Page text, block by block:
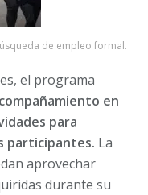
de empleo formal.
el programa
en
para
participantes. La
aprovechar
durante su